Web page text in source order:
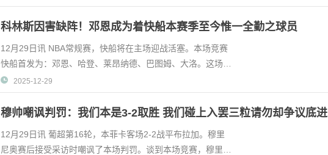
科林斯因害缺阵！邓恩成为着快船本赛季至今惟一全勤之球员
12月29日讯 NBA常规赛，快船将在主场迎战活塞。本场竞赛
快船首发为：邓恩、哈登、莱昂纳德、巴图姆、大洛。这场比
寨约翰·科林斯因病
2025-12-29
穆帅嘲讽判罚：我们本是3-2取胜 我们碰上入罢三粒请勿却争议底进
球
12月29日讯 葡超第16轮，本菲卡客场2-2战平布拉加。穆里
尼奥赛后接受采访时嘲讽了本场判罚。谈到本场竞赛，穆里尼